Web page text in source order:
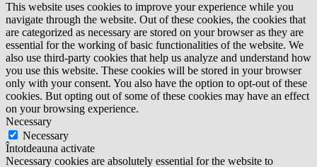
This website uses cookies to improve your experience while you
navigate through the website. Out of these cookies, the cookies that
are categorized as necessary are stored on your browser as they are
essential for the working of basic functionalities of the website. We
also use third-party cookies that help us analyze and understand how
you use this website. These cookies will be stored in your browser
only with your consent. You also have the option to opt-out of these
cookies. But opting out of some of these cookies may have an effect
on your browsing experience.
Necessary
Necessary
Întotdeauna activate
Necessary cookies are absolutely essential for the website to